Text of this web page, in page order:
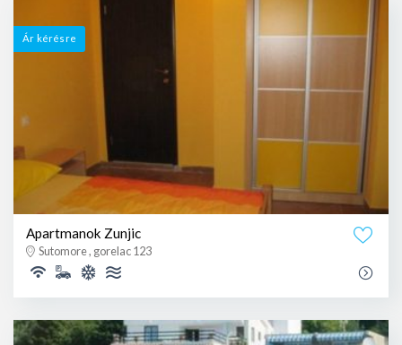
Ár kérésre
Apartmanok Zunjic
Sutomore , gorelac 123